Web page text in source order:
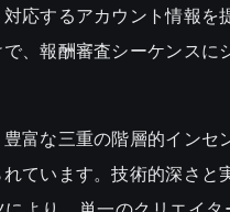
応するアカウント情報を
、報酬審査シーケンスに
富な三重の階層的インセ
ています。技術的深さと